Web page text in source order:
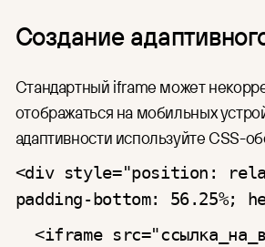
Создание
Стандартный iframe может
отображаться на мобильных
адаптивности используйте CSS-
<div style="position:
padding-bottom: 56.25%;
<iframe